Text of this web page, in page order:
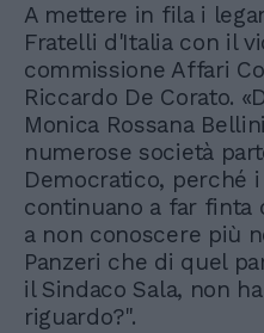
A mettere in fila i
Fratelli d'Italia con il
commissione Affari
Riccardo De Corato.
Monica Rossana
numerose società
Democratico, perché
continuano a far finta
a non conoscere più
Panzeri che di quel
il Sindaco Sala, non
riguardo?".